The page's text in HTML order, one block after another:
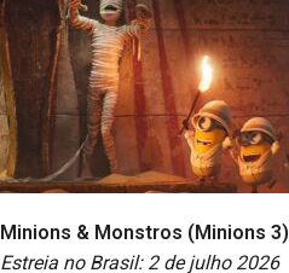
Minions & Monstros (Minions 3)
Estreia no Brasil: 2 de julho 2026